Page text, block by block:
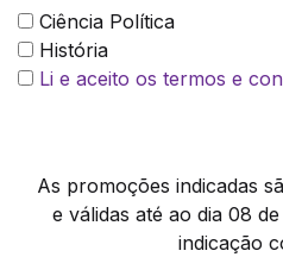
Ciência Política
História
Li e aceito os termos e
As promoções indicadas
e válidas até ao dia 08
indicação